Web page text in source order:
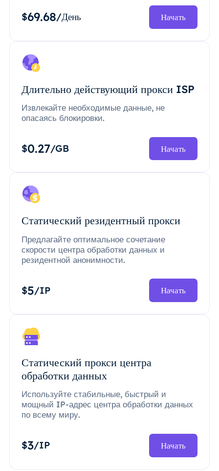
$69.68/День Начать
Длительно действующий прокси ISP
Извлекайте необходимые данные, не
опасаясь блокировки.
$0.27/GB Начать
Статический резидентный прокси
Предлагайте оптимальное сочетание
скорости центра обработки данных и
резидентной анонимности.
$5/IP Начать
Статический прокси центра
обработки данных
Используйте стабильные, быстрый и
мощный IP-адрес центра обработки данных
по всему миру.
$3/IP Начать